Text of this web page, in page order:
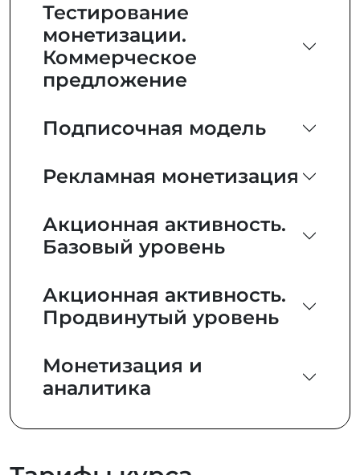
Тестирование
монетизации.
Коммерческое
предложение
Подписочная модель
Рекламная монетизация
Акционная активность.
Базовый уровень
Акционная активность.
Продвинутый уровень
Монетизация и
аналитика